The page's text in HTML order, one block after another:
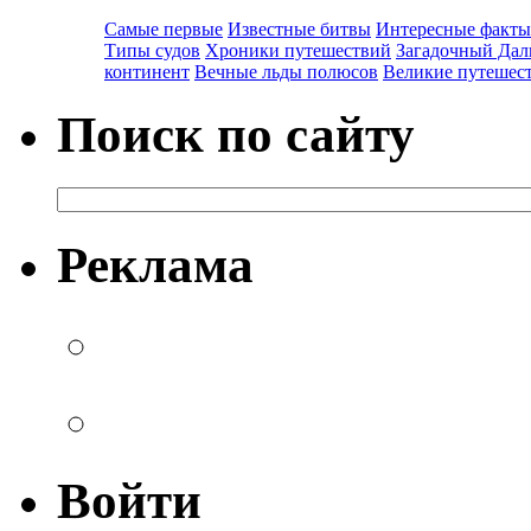
Самые первые Известные битвы Интересные факты
Типы судов Хроники путешествий Загадочный
континент Вечные льды полюсов Великие
Поиск по сайту
Реклама
Войти